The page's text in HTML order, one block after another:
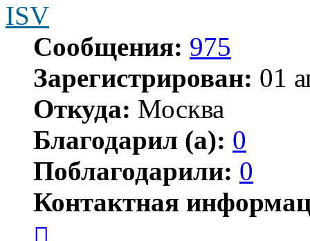
ISV
Сообщения: 975
Зарегистрирован: 01
Откуда: Москва
Благодарил (а): 0
Поблагодарили: 0
Контактная